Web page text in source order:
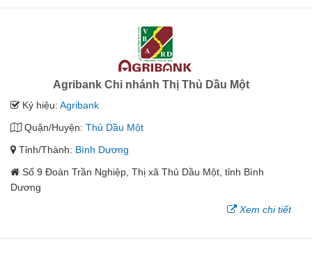
Agribank Chi nhánh Thị Thủ Dầu Một
Ký hiệu: Agribank
Quận/Huyện: Thủ Dầu Một
Tỉnh/Thành: Bình Dương
Số 9 Đoàn Trần Nghiệp, Thị xã Thủ Dầu Một, tỉnh Bình
Dương
Xem chi tiết